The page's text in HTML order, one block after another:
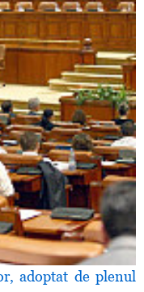
adoptat de plenul